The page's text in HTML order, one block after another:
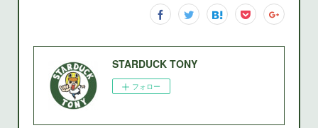
STARDUCK TONY
フォロー